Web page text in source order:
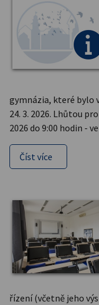
gymnázia, které bylo
24. 3. 2026. Lhůtou
2026 do 9:00 hodin -
Číst více
řízení (včetně jeho